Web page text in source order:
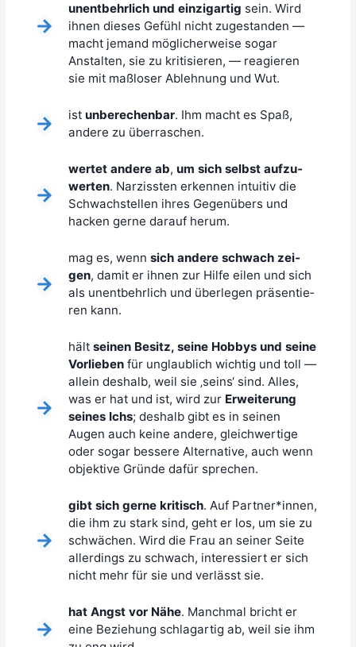
unent­behr­lich und ein­zig­ar­tig sein. Wird
ihnen die­ses Gefühl nicht zuge­stan­den —
macht jemand mög­li­cher­wei­se sogar
Anstal­ten, sie zu kri­ti­sie­ren, — reagie­ren
sie mit maß­lo­ser Ableh­nung und Wut.
ist unbe­re­chen­bar. Ihm macht es Spaß,
ande­re zu überraschen.
wer­tet ande­re ab, um sich selbst auf­zu­
wer­ten. Nar­ziss­ten erken­nen intui­tiv die
Schwach­stel­len ihres Gegen­übers und
hacken ger­ne dar­auf herum.
mag es, wennsich ande­re schwach zei­
gen, damit er ihnen zur Hil­fe eilen und sich
als unent­behr­lich und über­le­gen prä­sen­tie­
ren kann.
hältsei­nen Besitz, sei­ne Hob­bys und sei­ne
Vor­lie­ben für unglaub­lich wich­tig und toll —
allein des­halb, weil sie ‚seins‘ sind. Alles,
was er hat und ist, wird zur Erwei­te­rung
sei­nes Ichs; des­halb gibt es in sei­nen
Augen auch kei­ne ande­re, gleich­wer­ti­ge
oder sogar bes­se­re Alter­na­ti­ve, auch wenn
objek­ti­ve Grün­de dafür sprechen.
gibt sich ger­ne kri­tisch. Auf Partner*innen,
die ihm zu stark sind, geht er los, um sie zu
schwä­chen. Wird die Frau an sei­ner Sei­te
aller­dings zu schwach, inter­es­siert er sich
nicht mehr für sie und ver­lässt sie.
hat Angst vor Nähe. Manch­mal bricht er
eine Bezie­hung schlag­ar­tig ab, weil sie ihm